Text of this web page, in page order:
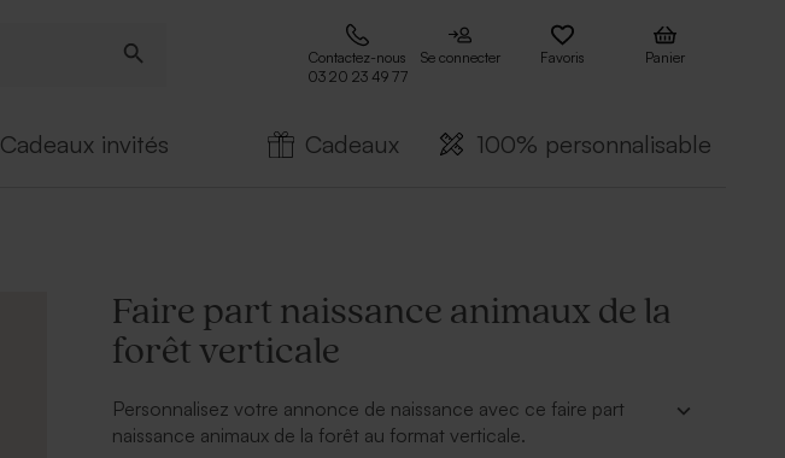
Contactez-nous
03 20 23 49 77
Se connecter Favoris Panier
Cadeaux invités Cadeaux 100% personnalisable
Faire part naissance animaux de la
forêt verticale
Personnalisez votre annonce de naissance avec ce faire part
naissance animaux de la forêt au format verticale.